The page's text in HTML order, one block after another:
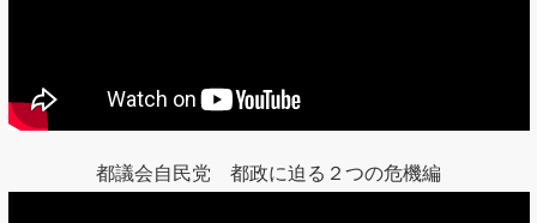
都議会自民党 都政に迫る２つの危機編